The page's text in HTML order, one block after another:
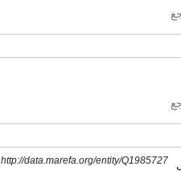
http://data.marefa.org/entity/Q1985727